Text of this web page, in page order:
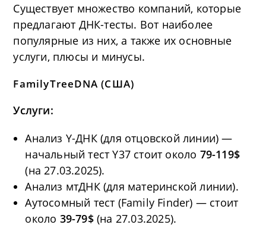
Существует множество компаний, которые
предлагают ДНК-тесты. Вот наиболее
популярные из них, а также их основные
услуги, плюсы и минусы.
FamilyTreeDNA (США)
Услуги:
Анализ Y-ДНК (для отцовской линии) —
начальный тест Y37 стоит около 79-119$
(на 27.03.2025).
Анализ мтДНК (для материнской линии).
Аутосомный тест (Family Finder) — стоит
около 39-79$(на 27.03.2025).